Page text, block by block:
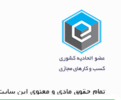
تمام حقوق مادی و معنوی این